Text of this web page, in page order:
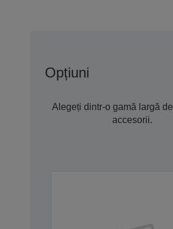
Opțiuni
Alegeți dintr-o gamă largă
accesorii.